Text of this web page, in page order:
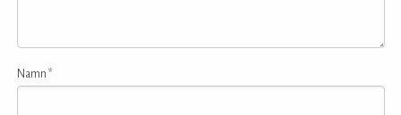
Namn *